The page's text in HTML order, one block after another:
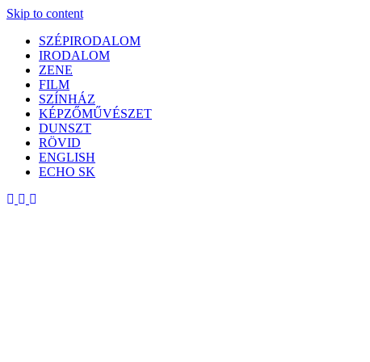
Skip to content
SZÉPIRODALOM
IRODALOM
ZENE
FILM
SZÍNHÁZ
KÉPZŐMŰVÉSZET
DUNSZT
RÖVID
ENGLISH
ECHO SK